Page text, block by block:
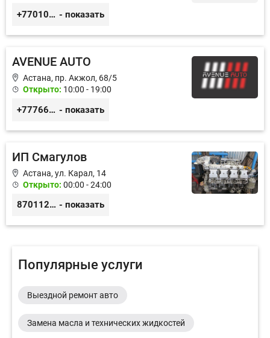
+77010626565 - показать
AVENUE AUTO
Астана, пр. Акжол, 68/5
Открыто: 10:00 - 19:00
+77766857788 - показать
ИП Смагулов
Астана, ул. Карал, 14
Открыто: 00:00 - 24:00
87011245925 - показать
Популярные услуги
Выездной ремонт авто
Замена масла и технических жидкостей